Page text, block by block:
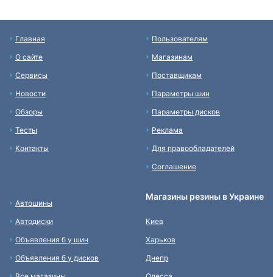
Главная
О сайте
Сервисы
Новости
Обзоры
Тесты
Контакты
Пользователям
Магазинам
Поставщикам
Параметры шин
Параметры дисков
Реклама
Для правообладателей
Соглашение
Автошины
Автодиски
Объявления б у шин
Объявления б у дисков
Магазины резины в Украине
Киев
Харьков
Днепр